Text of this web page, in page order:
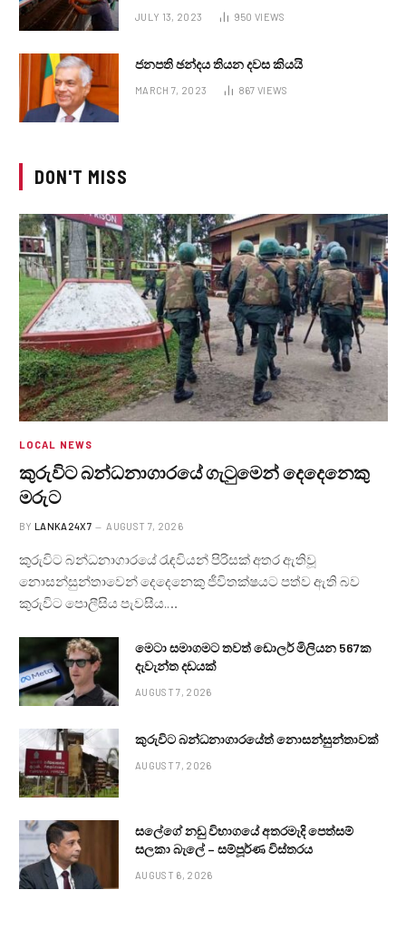
JULY 13, 2023 950 VIEWS
ජනපති ඡන්දය තියන දවස කියයි
MARCH 7, 2023 867 VIEWS
DON'T MISS
LOCAL NEWS
කුරුවිට බන්ධනාගාරයේ ගැටුමෙන් දෙදෙනෙකු
මරුට
BY LANKA24X7 AUGUST 7, 2026
කුරුවිට බන්ධනාගාරයේ රැඳවියන් පිරිසක් අතර ඇතිවූ
නොසන්සුන්තාවෙන් දෙදෙනෙකු ජීවිතක්ෂයට පත්ව ඇති බව
කුරුවිට පොලීසිය පැවසීය.…
මෙටා සමාගමට තවත් ඩොලර් මිලියන 567ක
දැවැන්ත දඩයක්
AUGUST 7, 2026
කුරුවිට බන්ධනාගාරයේත් නොසන්සුන්තාවක්
AUGUST 7, 2026
සලේගේ නඩු විභාගයේ අතරමැදි පෙත්සම්
සලකා බැලේ – සම්පූර්ණ විස්තරය
AUGUST 6, 2026